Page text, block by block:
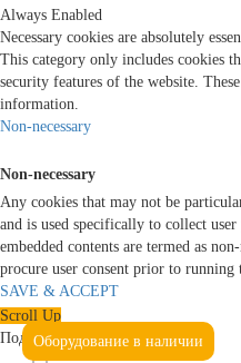
Оборудование в наличии
Always Enabled
Necessary cookies are absolutely
This category only includes cookies
security features of the website.
information.
Non-necessary
Non-necessary
Any cookies that may not be
and is used specifically to collect
embedded contents are termed as
procure user consent prior to running
SAVE & ACCEPT
Scroll Up
Подтвердите, что вы не робот